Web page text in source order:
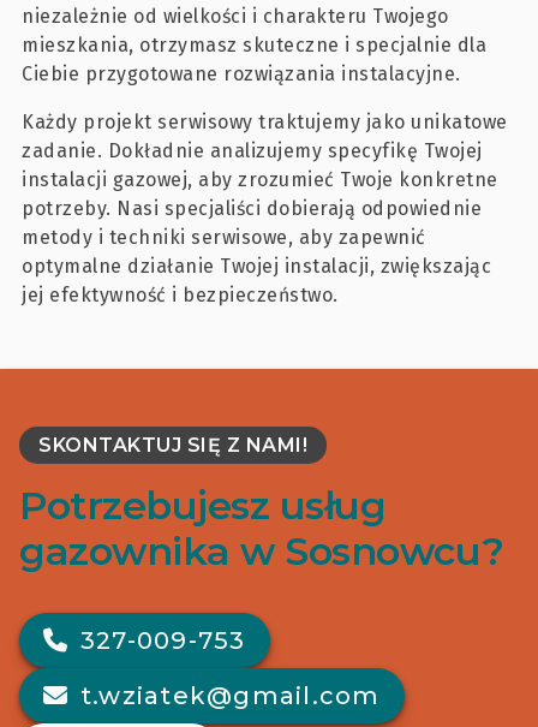
niezależnie od wielkości i charakteru Twojego
mieszkania, otrzymasz skuteczne i specjalnie dla
Ciebie przygotowane rozwiązania instalacyjne.
Każdy projekt serwisowy traktujemy jako unikatowe
zadanie. Dokładnie analizujemy specyfikę Twojej
instalacji gazowej, aby zrozumieć Twoje konkretne
potrzeby. Nasi specjaliści dobierają odpowiednie
metody i techniki serwisowe, aby zapewnić
optymalne działanie Twojej instalacji, zwiększając
jej efektywność i bezpieczeństwo.
SKONTAKTUJ SIĘ Z NAMI!
Potrzebujesz usług
gazownika w Sosnowcu?
327-009-753
t.wziatek@gmail.com